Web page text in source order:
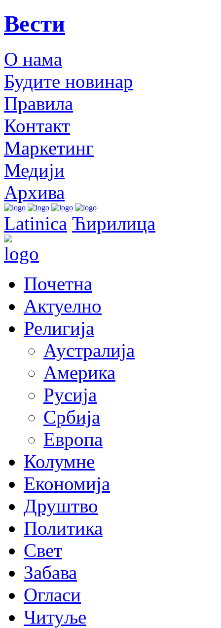
Вести
О нама
Будите новинар
Правила
Контакт
Маркетинг
Медији
Архива
Latinica Ћирилица
Почетна
Актуелно
Религија
Аустралија
Америка
Русија
Србија
Европа
Колумне
Економија
Друштво
Политика
Свет
Забава
Огласи
Читуље